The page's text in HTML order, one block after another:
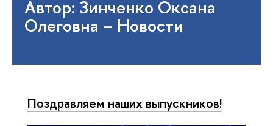
Автор: Зинченко Оксана
Олеговна – Новости
Поздравляем наших выпускников!